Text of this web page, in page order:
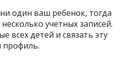
один ваш ребенок, тогда
учетных записей.
всех детей и связать эту